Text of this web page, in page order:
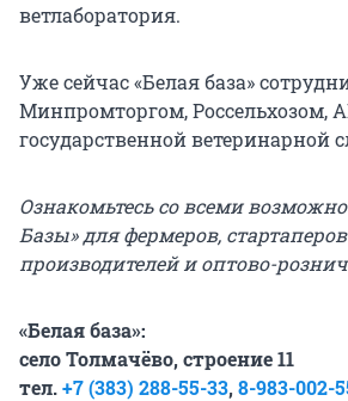
ветлаборатория.
Уже сейчас «Белая база»
Минпромторгом, Россельхозом,
государственной ветеринарной
Ознакомьтесь со всеми
Базы» для фермеров,
производителей и оптово-
«Белая база»:
село Толмачёво, строение 11
тел.+7 (383) 288-55-33,8-983-002-